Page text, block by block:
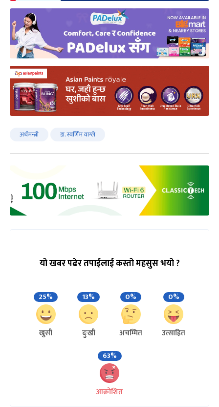
अर्थमन्त्री डा. स्वर्णिम वाग्ले
यो खबर पढेर तपाईलाई कस्तो महसुस भयो ?
25%
खुसी
13%
दुःखी
0%
अचम्मित
0%
उत्साहित
63%
आक्रोशित